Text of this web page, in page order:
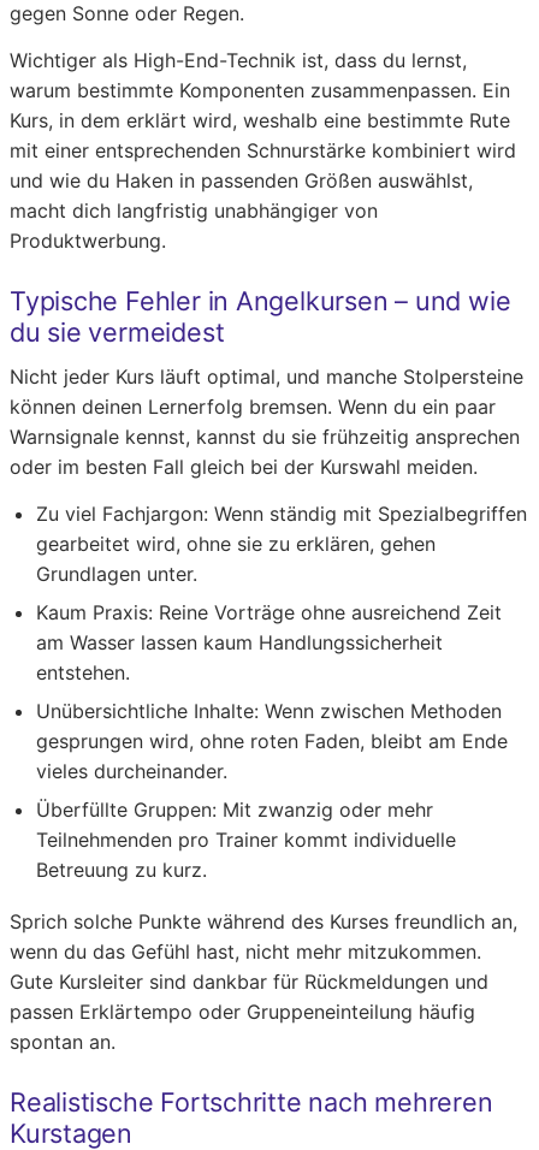
gegen Sonne oder Regen.
Wichtiger als High-End-Technik ist, dass du lernst,
warum bestimmte Komponenten zusammenpassen. Ein
Kurs, in dem erklärt wird, weshalb eine bestimmte Rute
mit einer entsprechenden Schnurstärke kombiniert wird
und wie du Haken in passenden Größen auswählst,
macht dich langfristig unabhängiger von
Produktwerbung.
Typische Fehler in Angelkursen – und wie
du sie vermeidest
Nicht jeder Kurs läuft optimal, und manche Stolpersteine
können deinen Lernerfolg bremsen. Wenn du ein paar
Warnsignale kennst, kannst du sie frühzeitig ansprechen
oder im besten Fall gleich bei der Kurswahl meiden.
Zu viel Fachjargon: Wenn ständig mit Spezialbegriffen
gearbeitet wird, ohne sie zu erklären, gehen
Grundlagen unter.
Kaum Praxis: Reine Vorträge ohne ausreichend Zeit
am Wasser lassen kaum Handlungssicherheit
entstehen.
Unübersichtliche Inhalte: Wenn zwischen Methoden
gesprungen wird, ohne roten Faden, bleibt am Ende
vieles durcheinander.
Überfüllte Gruppen: Mit zwanzig oder mehr
Teilnehmenden pro Trainer kommt individuelle
Betreuung zu kurz.
Sprich solche Punkte während des Kurses freundlich an,
wenn du das Gefühl hast, nicht mehr mitzukommen.
Gute Kursleiter sind dankbar für Rückmeldungen und
passen Erklärtempo oder Gruppeneinteilung häufig
spontan an.
Realistische Fortschritte nach mehreren
Kurstagen